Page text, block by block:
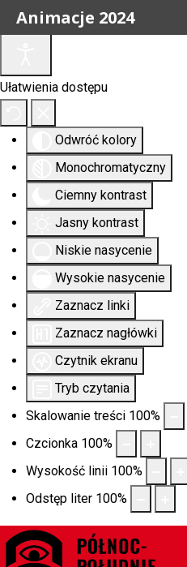
Ułatwienia dostępu
Odwróć kolory
Monochromatyczny
Ciemny kontrast
Jasny kontrast
Niskie nasycenie
Wysokie nasycenie
Zaznacz linki
Zaznacz nagłówki
Czytnik ekranu
Tryb czytania
Skalowanie treści 100%
Czcionka 100%
Wysokość linii 100%
Odstęp liter 100%
Animacje 2024